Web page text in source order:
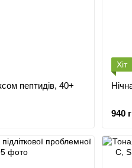
пептидів, 40+
Хіт
940